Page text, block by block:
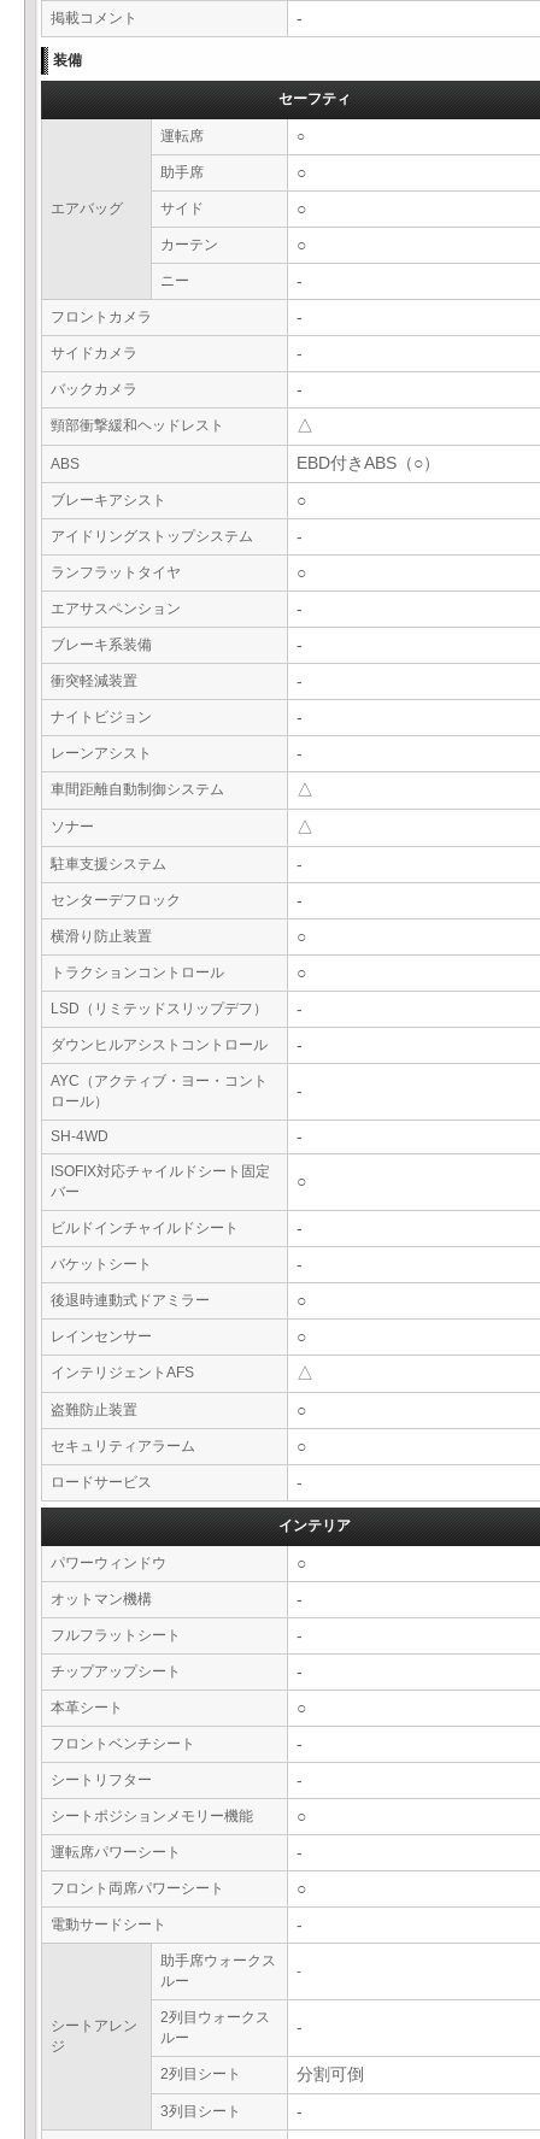
掲載コメント -
装備
セーフティ
エアバッグ
運転席 ○
助手席 ○
サイド ○
カーテン ○
ニー -
フロントカメラ -
サイドカメラ -
バックカメラ -
頸部衝撃緩和ヘッドレスト △
ABS EBD付きABS（○）
ブレーキアシスト ○
アイドリングストップシステム -
ランフラットタイヤ ○
エアサスペンション -
ブレーキ系装備 -
衝突軽減装置 -
ナイトビジョン -
レーンアシスト -
車間距離自動制御システム △
ソナー △
駐車支援システム -
センターデフロック -
横滑り防止装置 ○
トラクションコントロール ○
LSD（リミテッドスリップデフ） -
ダウンヒルアシストコントロール -
AYC（アクティブ・ヨー・コント
ロール）
-
SH-4WD -
ISOFIX対応チャイルドシート固定
バー
○
ビルドインチャイルドシート -
バケットシート -
後退時連動式ドアミラー ○
レインセンサー ○
インテリジェントAFS △
盗難防止装置 ○
セキュリティアラーム ○
ロードサービス -
インテリア
パワーウィンドウ ○
オットマン機構 -
フルフラットシート -
チップアップシート -
本革シート ○
フロントベンチシート -
シートリフター -
シートポジションメモリー機能 ○
運転席パワーシート -
フロント両席パワーシート ○
電動サードシート -
シートアレン
ジ
助手席ウォークス
ルー
-
2列目ウォークス
ルー
-
2列目シート 分割可倒
3列目シート -